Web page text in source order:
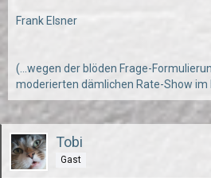
Frank Elsner
(...wegen der blöden Frage-
moderierten dämlichen Rate-Show im
Tobi
Gast